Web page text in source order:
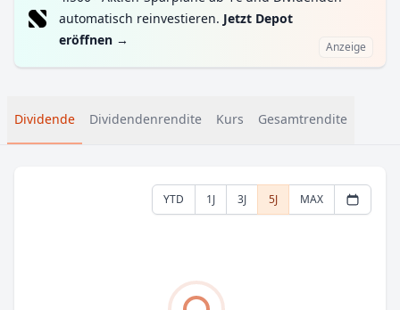
automatisch reinvestieren. Jetzt Depot
eröffnen → Anzeige
Dividende Dividendenrendite Kurs Gesamtrendite
YTD 1J 3J 5J MAX